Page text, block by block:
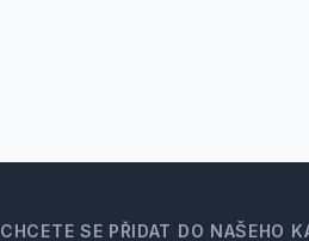
CHCETE SE PŘIDAT DO NAŠEHO